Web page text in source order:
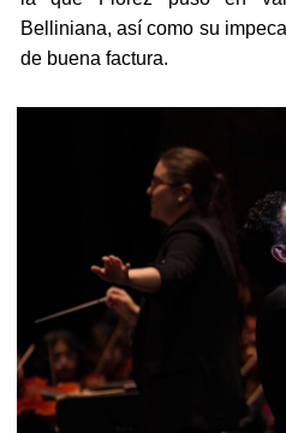
Belliniana, así como su
de buena factura.